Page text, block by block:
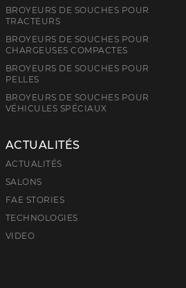
BROYEURS DE SOUCHES POUR
TRACTEURS
BROYEURS DE SOUCHES POUR
CHARGEUSES COMPACTES
BROYEURS DE SOUCHES POUR
PELLES
BROYEURS DE SOUCHES POUR
VÉHICULES SPÉCIAUX
ACTUALITÉS
ACTUALITÉS
SALONS
FAE STORIES
TECHNOLOGIES
VIDEO